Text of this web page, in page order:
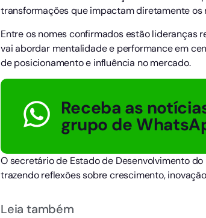
transformações que impactam diretamente os
Entre os nomes confirmados estão lideranças
vai abordar mentalidade e performance em
de posicionamento e influência no mercado.
Receba as
grupo de
O secretário de Estado de Desenvolvimento
trazendo reflexões sobre crescimento,
Leia também